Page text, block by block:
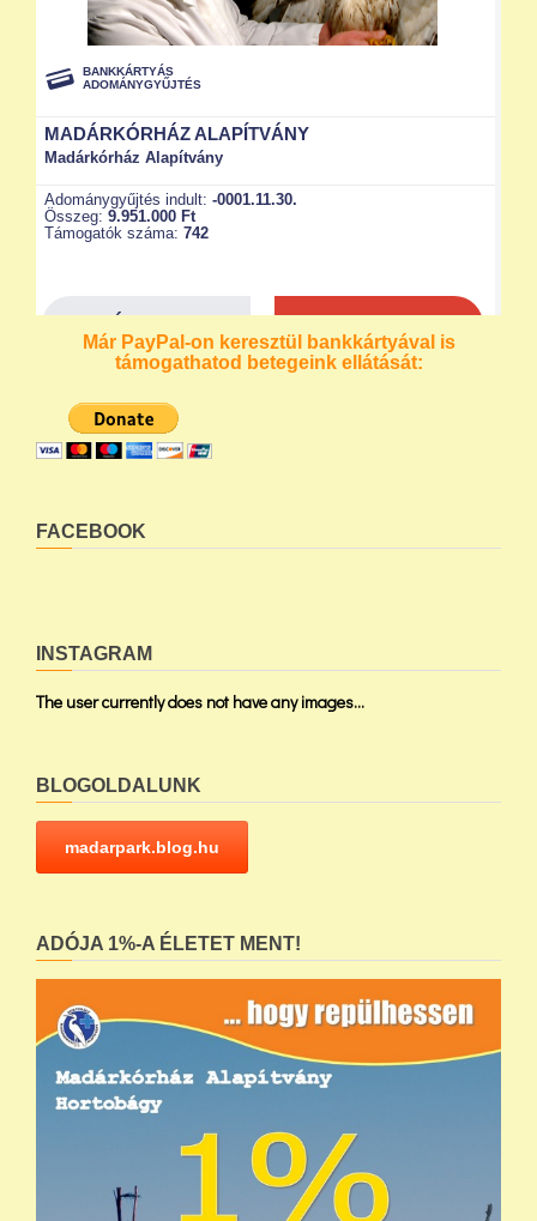
Már PayPal-on keresztül bankkártyával is
támogathatod betegeink ellátását:
FACEBOOK
INSTAGRAM
The user currently does not have any images...
BLOGOLDALUNK
madarpark.blog.hu
ADÓJA 1%-A ÉLETET MENT!